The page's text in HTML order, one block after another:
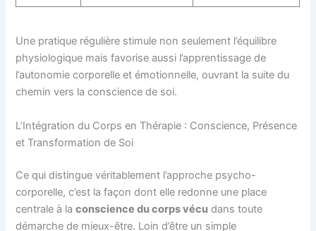
Une pratique régulière stimule non seulement l’équilibre
physiologique mais favorise aussi l’apprentissage de
l’autonomie corporelle et émotionnelle, ouvrant la suite du
chemin vers la conscience de soi.
L’Intégration du Corps en Thérapie : Conscience, Présence
et Transformation de Soi
Ce qui distingue véritablement l’approche psycho-
corporelle, c’est la façon dont elle redonne une place
centrale à laconscience du corps vécu dans toute
démarche de mieux-être. Loin d’être un simple